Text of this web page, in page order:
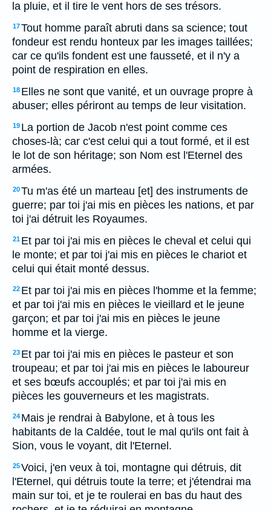
la pluie, et il tire le vent hors de ses trésors.
17Tout homme paraît abruti dans sa science; tout
fondeur est rendu honteux par les images taillées;
car ce qu'ils fondent est une fausseté, et il n'y a
point de respiration en elles.
18 Elles ne sont que vanité, et un ouvrage propre à
abuser; elles périront au temps de leur visitation.
19 La portion de Jacob n'est point comme ces
choses-là; car c'est celui qui a tout formé, et il est
le lot de son héritage; son Nom est l'Eternel des
armées.
20Tu m'as été un marteau [et] des instruments de
guerre; par toi j'ai mis en pièces les nations, et par
toi j'ai détruit les Royaumes.
21 Et par toi j'ai mis en pièces le cheval et celui qui
le monte; et par toi j'ai mis en pièces le chariot et
celui qui était monté dessus.
22 Et par toi j'ai mis en pièces l'homme et la femme;
et par toi j'ai mis en pièces le vieillard et le jeune
garçon; et par toi j'ai mis en pièces le jeune
homme et la vierge.
23 Et par toi j'ai mis en pièces le pasteur et son
troupeau; et par toi j'ai mis en pièces le laboureur
et ses bœufs accouplés; et par toi j'ai mis en
pièces les gouverneurs et les magistrats.
24 Mais je rendrai à Babylone, et à tous les
habitants de la Caldée, tout le mal qu'ils ont fait à
Sion, vous le voyant, dit l'Eternel.
25Voici, j'en veux à toi, montagne qui détruis, dit
l'Eternel, qui détruis toute la terre; et j'étendrai ma
main sur toi, et je te roulerai en bas du haut des